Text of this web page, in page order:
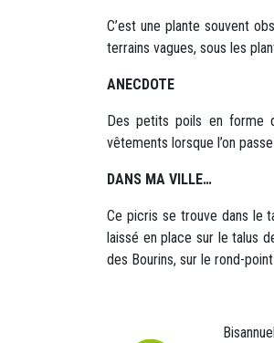
C’est une plante souvent
terrains vagues, sous les
ANECDOTE
Des petits poils en forme
vêtements lorsque l’on
DANS MA VILLE…
Ce picris se trouve dans le
laissé en place sur le talus
des Bourins, sur le rond-